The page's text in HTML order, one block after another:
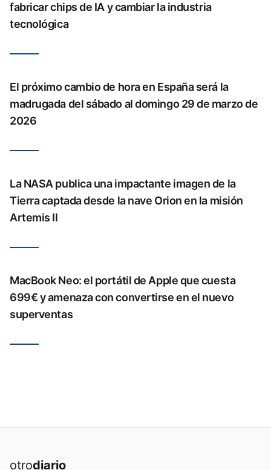
fabricar chips de IA y cambiar la industria
tecnológica
El próximo cambio de hora en España será la
madrugada del sábado al domingo 29 de marzo de
2026
La NASA publica una impactante imagen de la
Tierra captada desde la nave Orion en la misión
Artemis II
MacBook Neo: el portátil de Apple que cuesta
699€ y amenaza con convertirse en el nuevo
superventas
otrodiario